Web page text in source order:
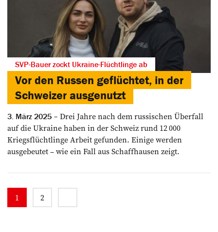
SVP-Bauer zockt Ukraine-Flüchtlinge ab
Vor den Russen geflüchtet, in der
Schweizer ausgenutzt
3. März 2025
Drei Jahre nach dem ­russischen Überfall
auf die Ukraine haben in der Schweiz rund 12 000
Kriegsflüchtlinge Arbeit gefunden. Einige werden
ausgebeutet – wie ein Fall aus Schaffhausen zeigt.
1 2